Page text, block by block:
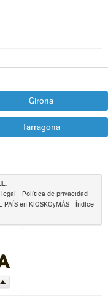
Girona
Tarragona
legal
Política de privacidad
PAÍS en KIOSKOyMÁS
Índice